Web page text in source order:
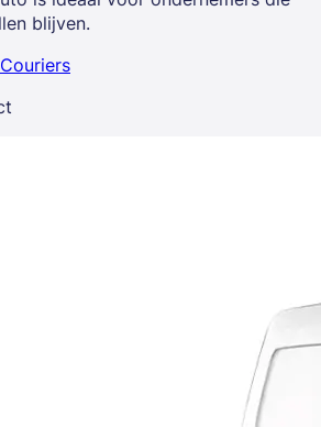
blijven.